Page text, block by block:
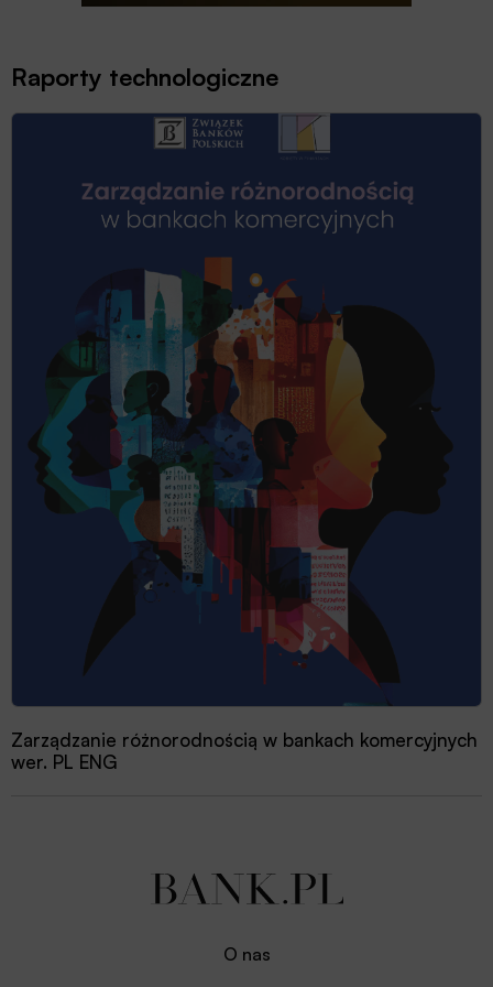
Raporty technologiczne
Zarządzanie różnorodnością w bankach komercyjnych
wer. PL ENG
O nas